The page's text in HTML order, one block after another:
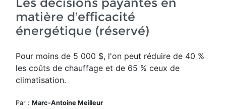
matière d’efficacité
énergétique (réservé)
Pour moins de 5 000 $, l'on peut réduire de 40 %
les coûts de chauffage et de 65 % ceux de
climatisation.
Par : Marc-Antoine Meilleur